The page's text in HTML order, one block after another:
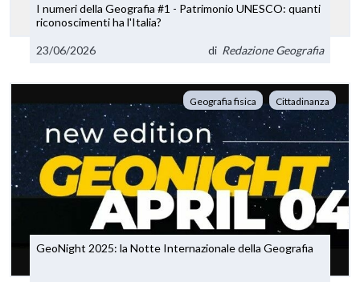
I numeri della Geografia #1 - Patrimonio UNESCO: quanti
riconoscimenti ha l'Italia?
23/06/2026 di Redazione Geografia
Geografia fisica Cittadinanza
GeoNight 2025: la Notte Internazionale della Geografia